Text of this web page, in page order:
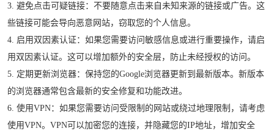
3. 避免点击可疑链接：不要随意点击来自未知来源的链接或广告。这
些链接可能会导向恶意网站，窃取您的个人信息。
4. 启用双因素认证：如果您需要访问敏感信息或进行重要操作，请启
用双因素认证。这可以增加额外的安全层，防止未经授权的访问。
5. 定期更新浏览器：保持您的Google浏览器更新到最新版本。新版本
的浏览器通常包含最新的安全修复和功能改进。
6. 使用VPN：如果您需要访问受限制的网站或绕过地理限制，请考虑
使用VPN。VPN可以加密您的连接，并隐藏您的IP地址，增加安全